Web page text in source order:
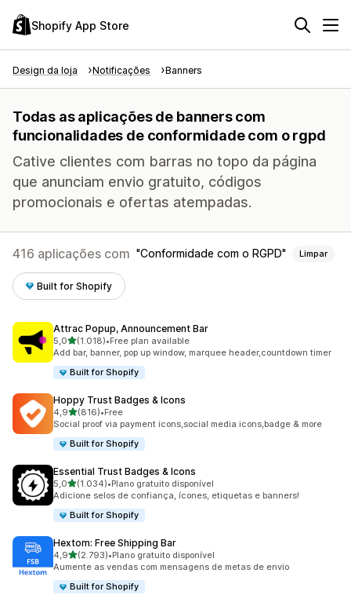
Shopify App Store
Design da loja Notificações Banners
Todas as aplicações de banners com
funcionalidades de conformidade com o rgpd
Cative clientes com barras no topo da página
que anunciam envio gratuito, códigos
promocionais e ofertas atempadas.
416 aplicações com Conformidade com o RGPD Limpar
Built for Shopify
Attrac Popup, Announcement Bar
5,0de 5 estrelas
(1.018)
1018 total de avaliações
•Free plan available
Add bar, banner, pop up window, marquee header,countdown timer
Built for Shopify
Hoppy Trust Badges & Icons
4,9de 5 estrelas
(816)
816 total de avaliações
•Free
Social proof via payment icons,social media icons,badge & more
Built for Shopify
Essential Trust Badges & Icons
5,0de 5 estrelas
(1.034)
1034 total de avaliações
•Plano gratuito disponível
Adicione selos de confiança, ícones, etiquetas e banners!
Built for Shopify
Hextom: Free Shipping Bar
4,9de 5 estrelas
(2.793)
2793 total de avaliações
•Plano gratuito disponível
Aumente as vendas com mensagens de metas de envio
Built for Shopify